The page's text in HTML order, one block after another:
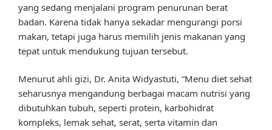
yang sedang menjalani program penurunan berat
badan. Karena tidak hanya sekadar mengurangi porsi
makan, tetapi juga harus memilih jenis makanan yang
tepat untuk mendukung tujuan tersebut.
Menurut ahli gizi, Dr. Anita Widyastuti, “Menu diet sehat
seharusnya mengandung berbagai macam nutrisi yang
dibutuhkan tubuh, seperti protein, karbohidrat
kompleks, lemak sehat, serat, serta vitamin dan